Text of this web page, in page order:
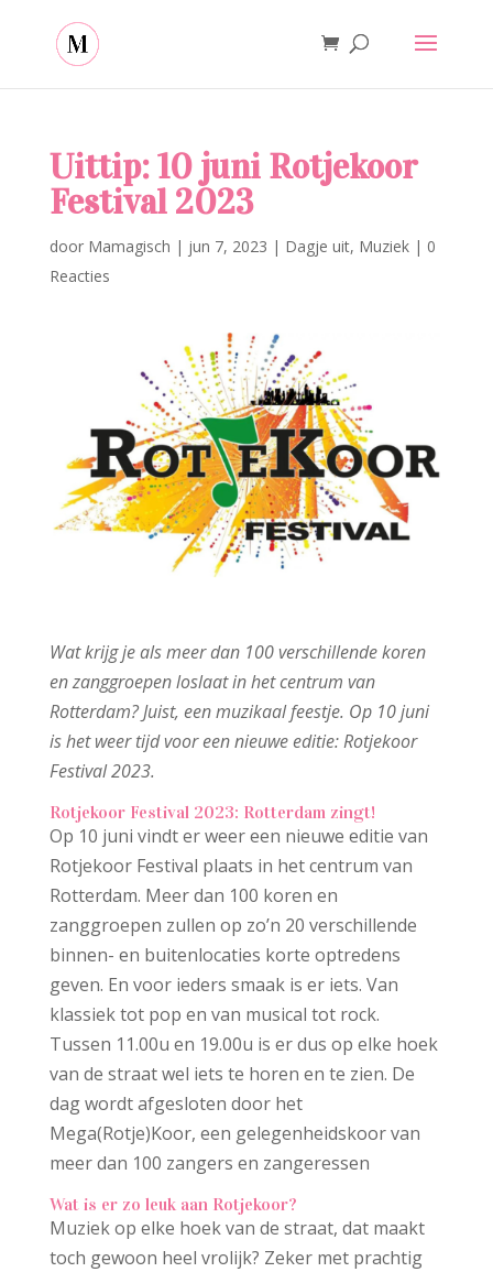
Uittip: 10 juni Rotjekoor
Festival 2023
door Mamagisch | jun 7, 2023 | Dagje uit, Muziek| 0
Reacties
Wat krijg je als meer dan 100 verschillende koren
en zanggroepen loslaat in het centrum van
Rotterdam? Juist, een muzikaal feestje. Op 10 juni
is het weer tijd voor een nieuwe editie: Rotjekoor
Festival 2023.
Rotjekoor Festival 2023: Rotterdam zingt!
Op 10 juni vindt er weer een nieuwe editie van
Rotjekoor Festival plaats in het centrum van
Rotterdam. Meer dan 100 koren en
zanggroepen zullen op zo’n 20 verschillende
binnen- en buitenlocaties korte optredens
geven. En voor ieders smaak is er iets. Van
klassiek tot pop en van musical tot rock.
Tussen 11.00u en 19.00u is er dus op elke hoek
van de straat wel iets te horen en te zien. De
dag wordt afgesloten door het
Mega(Rotje)Koor, een gelegenheidskoor van
meer dan 100 zangers en zangeressen
Wat is er zo leuk aan Rotjekoor?
Muziek op elke hoek van de straat, dat maakt
toch gewoon heel vrolijk? Zeker met prachtig